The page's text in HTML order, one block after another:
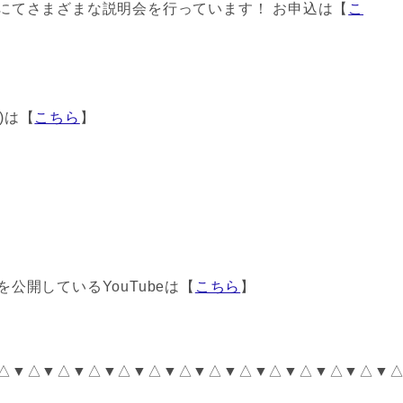
さまざまな説明会を行っています！ お申込は【 こ
【 こちら 】
公開しているYouTubeは【 こちら 】